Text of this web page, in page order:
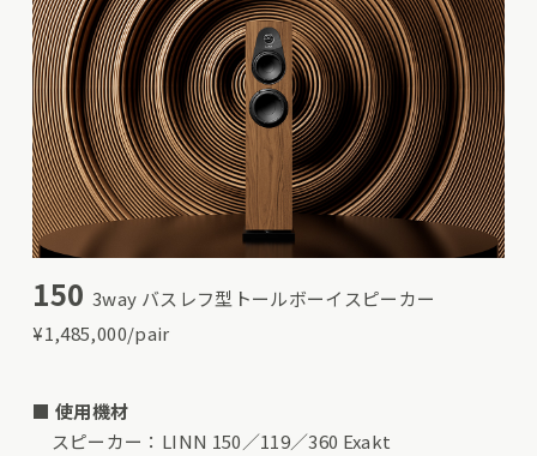
150 3way バスレフ型トールボーイスピーカー
¥1,485,000/pair
■使用機材
スピーカー：LINN 150／119／360 Exakt